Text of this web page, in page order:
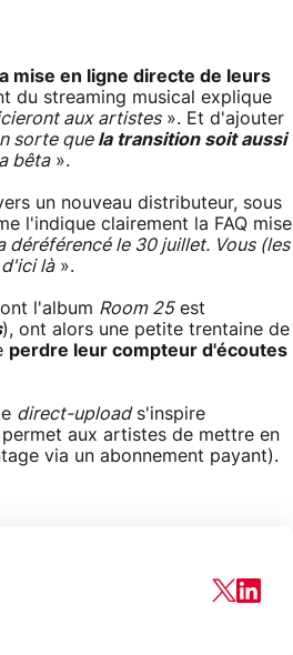
la mise en ligne directe de leurs
du streaming musical explique
aux artistes». Et d'ajouter
sorte que la transition soit aussi
bêta».
un nouveau distributeur, sous
l'indique clairement la FAQ mise
déréférencé le 30 juillet. Vous (les
là».
l'album Room 25est
), ont alors une petite trentaine de
perdre leur compteur d'écoutes
direct-uploads'inspire
aux artistes de mettre en
via un abonnement payant).